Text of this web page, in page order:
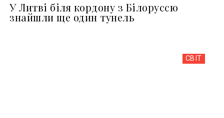
У Литві біля кордону з Білоруссю
знайшли ще один тунель
СВІТ